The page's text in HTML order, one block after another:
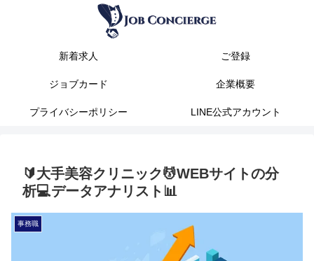
新着求人 ご登録
ジョブカード 企業概要
プライバシーポリシー LINE公式アカウント
🔰大手美容クリニック💆WEBサイトの分
析💻データアナリスト📊
事務職